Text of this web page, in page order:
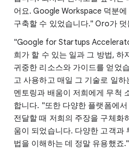
어요. Google Workspace 덕분
구축할 수 있었습니다." Oro가 덧
"Google for Startups
희가 할 수 있는 일과 그 방법, 하
귀중한 리소스와 가이드를 얻었
고 사용하고 매일 그 기술로 일
멘토링과 배움이 저희에게 무척
합니다. "또한 다양한 플랫폼에
전달할 때 저희의 주장을 구체화
움이 되었습니다. 다양한 고객과
법을 이해하는 데 정말 유용했죠